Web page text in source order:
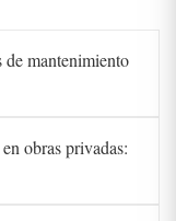
mantenimiento
obras privadas: